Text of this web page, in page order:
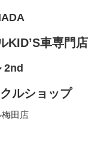
車専門店
2nd
ルショップ
田店